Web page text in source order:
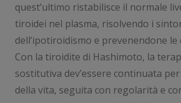
quest’ultimo ristabilisce il normale
tiroidei nel plasma, risolvendo i
dell’ipotiroidismo e prevenendone le
Con la tiroidite di Hashimoto, la
sostitutiva dev’essere continuata
della vita, seguita con regolarità e